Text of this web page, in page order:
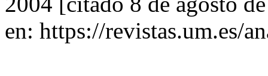
en: https://revistas.um.es/